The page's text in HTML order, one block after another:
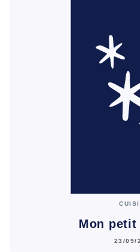
Mon
23/09/